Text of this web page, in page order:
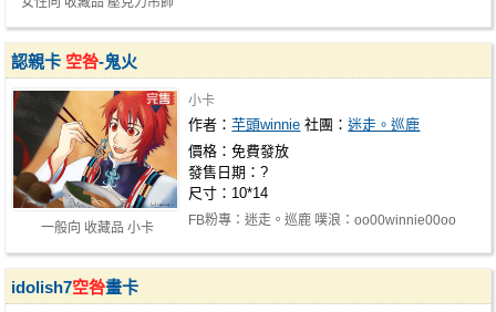
一般向 收藏品 小卡
認親卡 空咎-鬼火
小卡
作者：芋頭winnie 社團：迷走。巡鹿
價格：免費發放
發售日期：?
尺寸：10*14
FB粉專：迷走。巡鹿 噗浪：oo00winnie00oo
idolish7空咎畫卡